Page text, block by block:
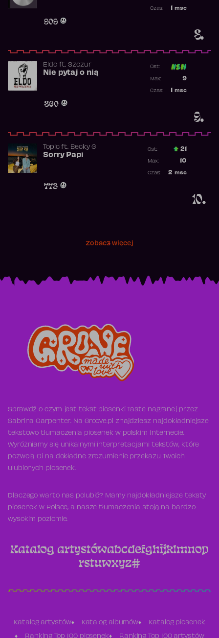
8.
909
msc
Czas:
9.
Eldoft. Szczur
Nie pytaj o nią
860
Ost:
9
Max:
msc
Czas:
10.
Topicft. Becky G
Sorry Papi
773
Ost.: 21
10
Max:
2 msc
Czas:
Zobacz więcej
Sprawdź o czym jest tekst piosenki Taste nagranej przez
Sabrina Carpenter. Na Groove.pl znajdziesz najdokładniejsze
tekstowo tłumaczenia piosenek w polskim Internecie.
Wyróżniamy się unikalnymi interpretacjami tekstów, które
pozwolą Ci na dokładne zrozumienie przekazu Twoich
ulubionych piosenek.
Dlaczego warto nas polubić? Mamy najdokładniejsze teksty
piosenek w Polsce, a nasze tłumaczenia stoją na bardzo
wysokim poziomie.
Katalog artystówabcdefghijklmnop
rstuwxyz#
Katalog artystów Katalog albumów Katalog piosenek
Ranking Top 100 piosenek Ranking Top 100 artystów